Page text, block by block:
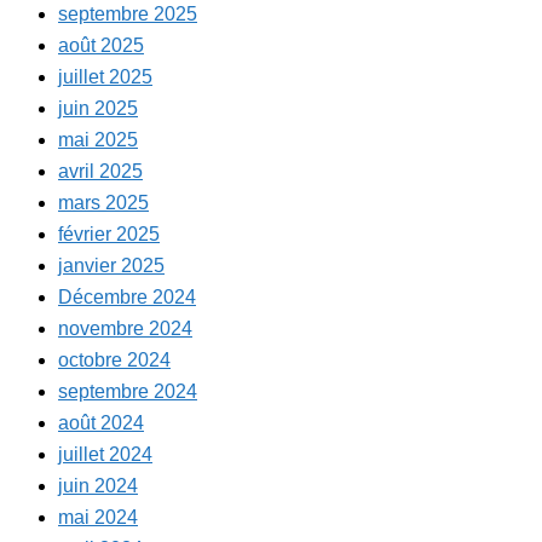
septembre 2025
août 2025
juillet 2025
juin 2025
mai 2025
avril 2025
mars 2025
février 2025
janvier 2025
Décembre 2024
novembre 2024
octobre 2024
septembre 2024
août 2024
juillet 2024
juin 2024
mai 2024